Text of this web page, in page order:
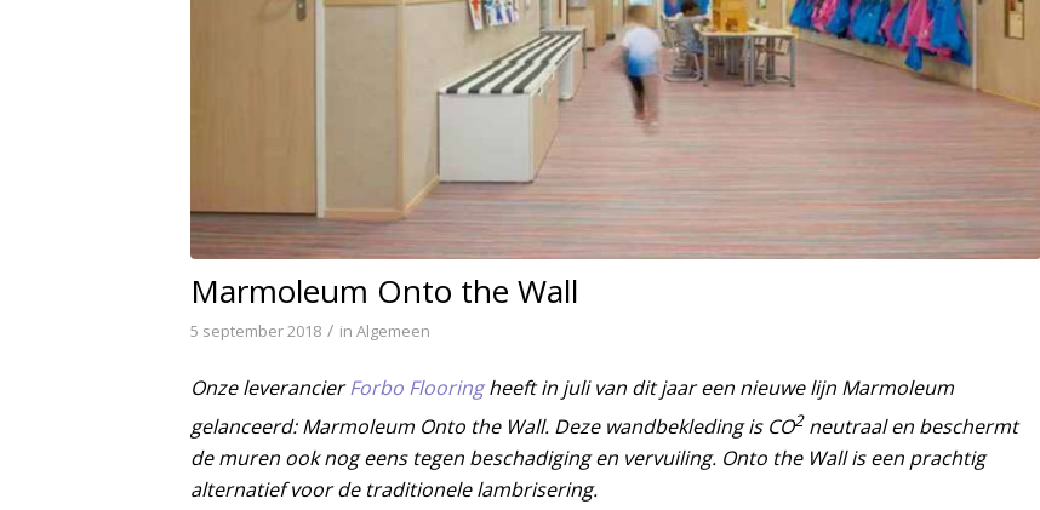
Marmoleum Onto the Wall
5 september 2018 / in Algemeen
Onze leverancierForbo Flooringheeft in juli van dit jaar een nieuwe lijn Marmoleum
gelanceerd: Marmoleum Onto the Wall. Deze wandbekleding is CO2neutraal en beschermt
de muren ook nog eens tegen beschadiging en vervuiling. Onto the Wall is een prachtig
alternatief voor de traditionele lambrisering.